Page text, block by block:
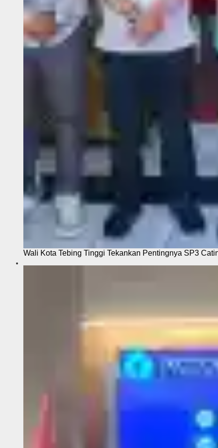
Wali Kota Tebing Tinggi Tekankan Pentingnya SP3